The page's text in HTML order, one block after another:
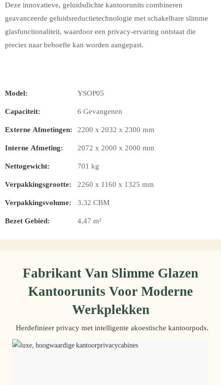
Deze innovatieve, geluidsdichte kantoorunits combineren
geavanceerde geluidsreductietechnologie met schakelbare slimme
glasfunctionaliteit, waardoor een privacy-ervaring ontstaat die
precies naar behoefte kan worden aangepast.
Model: YSOP05
Capaciteit: 6 Gevangenen
Externe Afmetingen: 2200 x 2032 x 2300 mm
Interne Afmeting: 2072 x 2000 x 2000 mm
Nettogewicht: 701 kg
Verpakkingsgrootte: 2260 x 1160 x 1325 mm
Verpakkingsvolume: 3.32 CBM
Bezet Gebied: 4,47 m²
Fabrikant Van Slimme Glazen
Kantoorunits Voor Moderne
Werkplekken
Herdefinieer privacy met intelligente akoestische kantoorpods.